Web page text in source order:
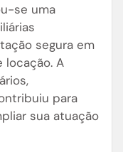
se uma
segura em
locação. A
para
sua atuação